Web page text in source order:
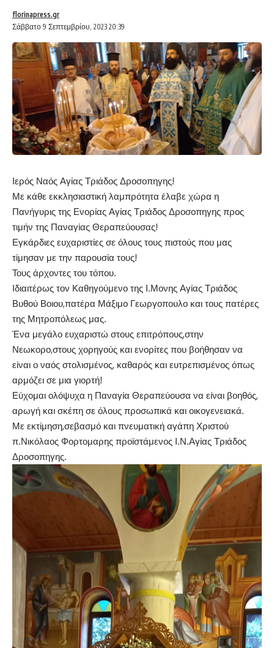
Σάββατο 9 Σεπτεμβρίου, 2023 20:39
florinapress.gr
Ιερός Ναός Αγίας Τριάδος Δροσοπηγης!
Με κάθε εκκλησιαστική λαμπρότητα έλαβε χώρα η
Πανήγυρις της Ενορίας Αγίας Τριάδος Δροσοπηγης προς
τιμήν της Παναγίας Θεραπεύουσας!
Εγκάρδιες ευχαριστίες σε όλους τους πιστούς που μας
τίμησαν με την παρουσία τους!
Τους άρχοντες του τόπου.
Ιδιαιτέρως τον Καθηγούμενο της Ι.Μονης Αγίας Τριάδος
Βυθού Βοιου,πατέρα Μάξιμο Γεωργοπουλο και τους πατέρες
της Μητροπόλεως μας.
Ένα μεγάλο ευχαριστώ στους επιτρόπους,στην
Νεωκορο,στους χορηγούς και ενορίτες που βοήθησαν να
είναι ο ναός στολισμένος, καθαρός και ευτρεπισμένος όπως
αρμόζει σε μια γιορτή!
Εύχομαι ολόψυχα η Παναγία Θεραπεύουσα να είναι βοηθός,
αρωγή και σκέπη σε όλους προσωπικά και οικογενειακά.
Με εκτίμηση,σεβασμό και πνευματική αγάπη Χριστού
π.Νικόλαος Φορτομαρης προϊστάμενος Ι.Ν.Αγίας Τριάδος
Δροσοπηγης.